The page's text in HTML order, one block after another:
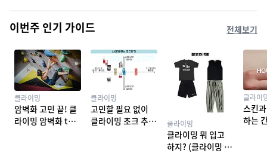
이번주 인기 가이드 전체보기
클라이밍
암벽화 고민 끝! 클
라이밍 암벽화 top
클라이밍
고민할 필요 없이
클라이밍 초크 추천
클라이밍
클라이밍 뭐 입고
하지? (클라이밍 복
클라이
스킨
하는